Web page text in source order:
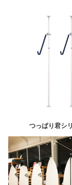
つっぱり君シ